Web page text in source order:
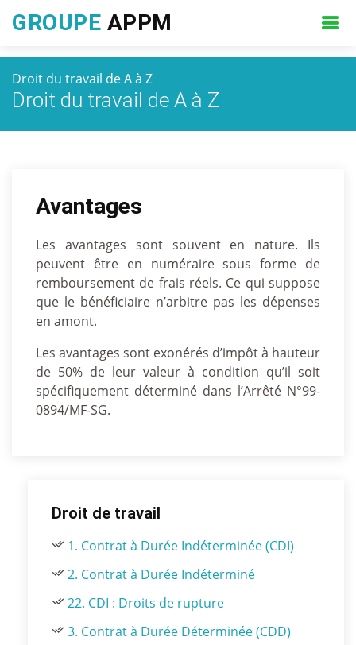
GROUPE APPM
Droit du travail de A à Z
Droit du travail de A à Z
Avantages
Les avantages sont souvent en nature. Ils
peuvent être en numéraire sous forme de
remboursement de frais réels. Ce qui suppose
que le bénéficiaire n’arbitre pas les dépenses
en amont.
Les avantages sont exonérés d’impôt à hauteur
de 50% de leur valeur à condition qu’il soit
spécifiquement déterminé dans l’Arrêté N°99-
0894/MF-SG.
Droit de travail
1. Contrat à Durée Indéterminée (CDI)
2. Contrat à Durée Indéterminé
22. CDI : Droits de rupture
3. Contrat à Durée Déterminée (CDD)